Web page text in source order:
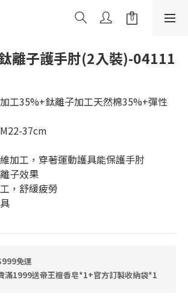
離子護手肘(2入裝)-04111
工35%+鈦離子加工天然棉35%+彈性
37cm
加工，穿著運動護具能保護手肘
子效果
，舒緩疲勞
免運
滿1999送帝王檀香皂*1+官方訂製收納袋*1